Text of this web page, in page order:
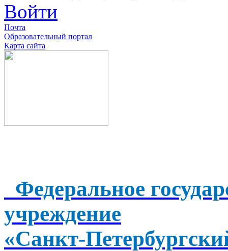
Войти
Почта
Образовательный портал
Карта сайта
Федеральное
учреждение
«Санкт-